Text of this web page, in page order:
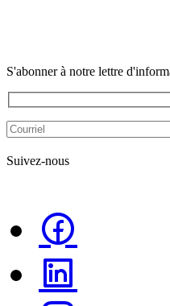
S'abonner à notre lettre
Suivez-nous